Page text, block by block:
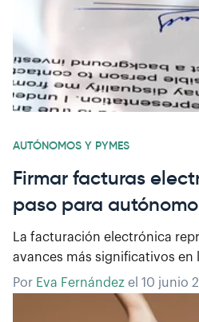
AUTÓNOMOS Y PYMES
Firmar facturas
paso para
La facturación electrónica
avances más significativos en
Por Eva Fernández el 10 junio